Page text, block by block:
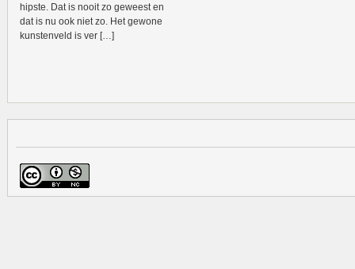
hipste. Dat is nooit zo geweest en
dat is nu ook niet zo. Het gewone
kunstenveld is ver […]